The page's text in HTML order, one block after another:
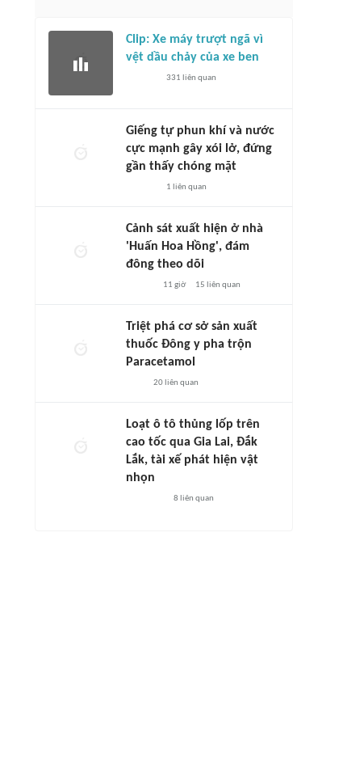
Clip: Xe máy trượt ngã vì
vệt dầu chảy của xe ben
331 liên quan
Giếng tự phun khí và nước
cực mạnh gây xói lở, đứng
gần thấy chóng mặt
1 liên quan
Cảnh sát xuất hiện ở nhà
'Huấn Hoa Hồng', đám
đông theo dõi
11 giờ 15 liên quan
Triệt phá cơ sở sản xuất
thuốc Đông y pha trộn
Paracetamol
20liên quan
Loạt ô tô thủng lốp trên
cao tốc qua Gia Lai, Đắk
Lắk, tài xế phát hiện vật
nhọn
8 liên quan